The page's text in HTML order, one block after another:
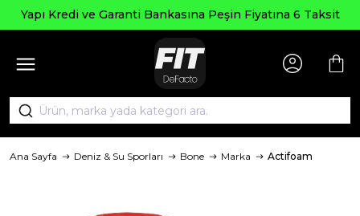
Yapı Kredi ve Garanti Bankasına Peşin Fiyatına 6 Taksit
Ana Sayfa Deniz & Su Sporları Bone Marka Actifoam